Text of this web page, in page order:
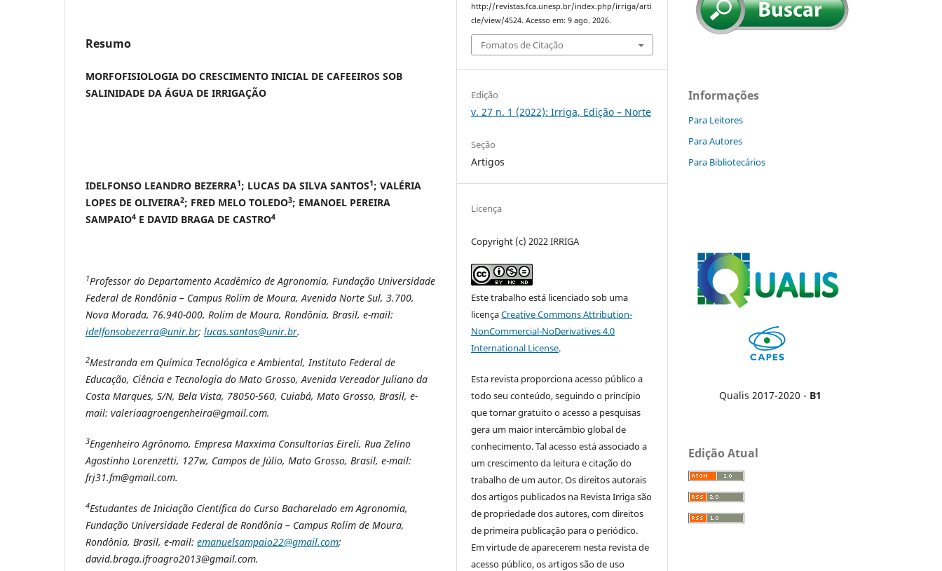
Resumo
MORFOFISIOLOGIA DO CRESCIMENTO INICIAL DE CAFEEIROS SOB
SALINIDADE DA ÁGUA DE IRRIGAÇÃO
IDELFONSO LEANDRO BEZERRA1; LUCAS DA SILVA SANTOS1; VALÉRIA
LOPES DE OLIVEIRA2; FRED MELO TOLEDO3; EMANOEL PEREIRA
SAMPAIO4 E DAVID BRAGA DE CASTRO4
1Professor do Departamento Acadêmico de Agronomia, Fundação Universidade
Federal de Rondônia – Campus Rolim de Moura, Avenida Norte Sul, 3.700,
Nova Morada, 76.940-000, Rolim de Moura, Rondônia, Brasil, e-mail:
idelfonsobezerra@unir.br; lucas.santos@unir.br.
2Mestranda em Química Tecnológica e Ambiental, Instituto Federal de
Educação, Ciência e Tecnologia do Mato Grosso, Avenida Vereador Juliano da
Costa Marques, S/N, Bela Vista, 78050-560, Cuiabá, Mato Grosso, Brasil, e-
mail: valeriaagroengenheira@gmail.com.
3Engenheiro Agrônomo, Empresa Maxxima Consultorias Eireli, Rua Zelino
Agostinho Lorenzetti, 127w, Campos de Júlio, Mato Grosso, Brasil, e-mail:
frj31.fm@gmail.com.
4Estudantes de Iniciação Científica do Curso Bacharelado em Agronomia,
Fundação Universidade Federal de Rondônia – Campus Rolim de Moura,
Rondônia, Brasil, e-mail: emanuelsampaio22@gmail.com;
david.braga.ifroagro2013@gmail.com.
http://revistas.fca.unesp.br/index.php/irriga/arti
cle/view/4524. Acesso em: 9 ago. 2026.
Fomatos de Citação
Edição
v. 27 n. 1 (2022): Irriga, Edição – Norte
Seção
Artigos
Licença
Copyright (c) 2022 IRRIGA
Este trabalho está licenciado sob uma
licençaCreative Commons Attribution-
NonCommercial-NoDerivatives 4.0
International License.
Esta revista proporciona acesso público a
todo seu conteúdo, seguindo o princípio
que tornar gratuito o acesso a pesquisas
gera um maior intercâmbio global de
conhecimento. Tal acesso está associado a
um crescimento da leitura e citação do
trabalho de um autor. Os direitos autorais
dos artigos publicados na Revista Irriga são
de propriedade dos autores, com direitos
de primeira publicação para o periódico.
Em virtude de aparecerem nesta revista de
acesso público, os artigos são de uso
Informações
Para Leitores
Para Autores
Para Bibliotecários
Qualis 2017-2020 - B1
Edição Atual